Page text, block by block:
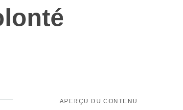
APERÇU DU CONTENU